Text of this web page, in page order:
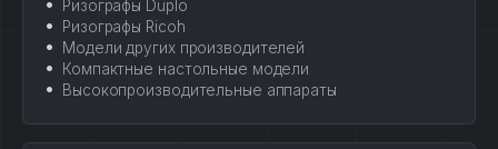
Ризографы Duplo
Ризографы Ricoh
Модели других производителей
Компактные настольные модели
Высокопроизводительные аппараты